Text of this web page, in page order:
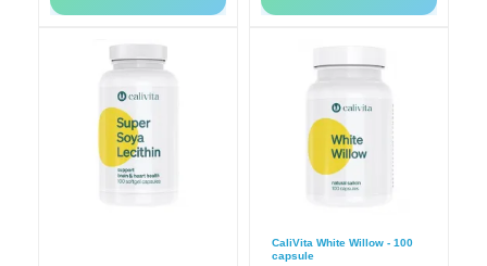
CaliVita White Willow - 100
capsule